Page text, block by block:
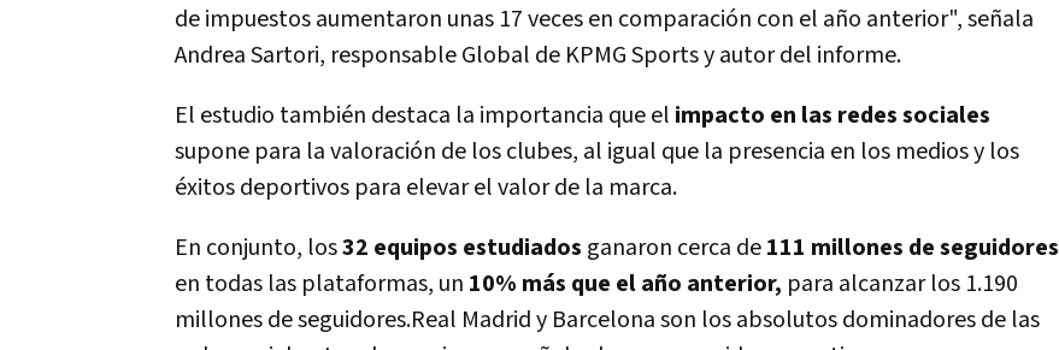
de impuestos aumentaron unas 17 veces en comparación con el año anterior", señala
Andrea Sartori, responsable Global de KPMG Sports y autor del informe.
El estudio también destaca la importancia que el impacto en las redes sociales
supone para la valoración de los clubes, al igual que la presencia en los medios y los
éxitos deportivos para elevar el valor de la marca.
En conjunto, los32 equipos estudiados ganaron cerca de111 millones de seguidores
en todas las plataformas, un 10% más que el año anterior, para alcanzar los 1.190
millones de seguidores.Real Madrid y Barcelona son los absolutos dominadores de las